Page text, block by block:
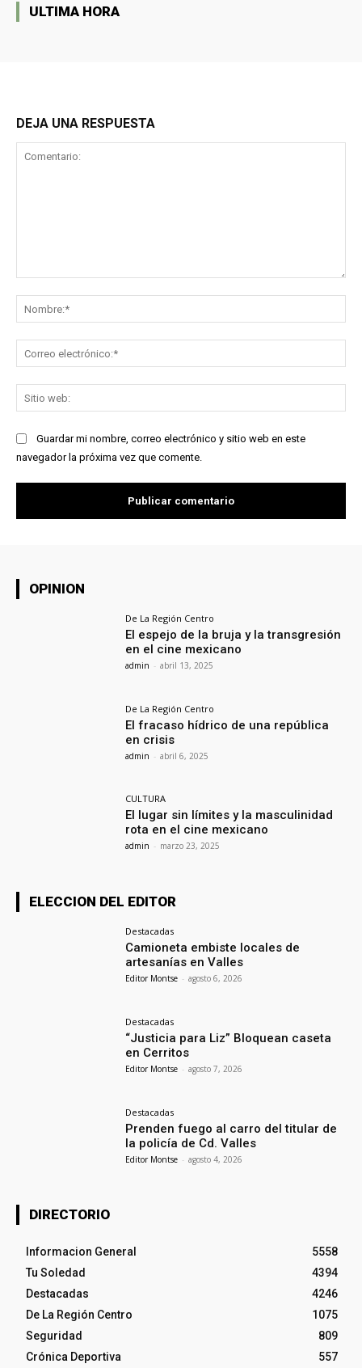
ULTIMA HORA
DEJA UNA RESPUESTA
Guardar mi nombre, correo electrónico y sitio web en este
navegador la próxima vez que comente.
OPINION
De La Región Centro
El espejo de la bruja y la transgresión
en el cine mexicano
admin - abril 13, 2025
De La Región Centro
El fracaso hídrico de una república
en crisis
admin - abril 6, 2025
CULTURA
El lugar sin límites y la masculinidad
rota en el cine mexicano
admin - marzo 23, 2025
ELECCION DEL EDITOR
Destacadas
Camioneta embiste locales de
artesanías en Valles
Editor Montse - agosto 6, 2026
Destacadas
“Justicia para Liz” Bloquean caseta
en Cerritos
Editor Montse - agosto 7, 2026
Destacadas
Prenden fuego al carro del titular de
la policía de Cd. Valles
Editor Montse - agosto 4, 2026
DIRECTORIO
Informacion General
5558
Tu Soledad
4394
Destacadas
4246
De La Región Centro
1075
Seguridad
809
Crónica Deportiva
557